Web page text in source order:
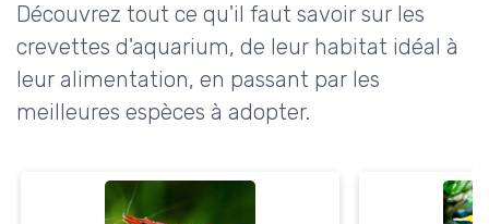
Découvrez tout ce qu'il faut savoir sur les
crevettes d'aquarium, de leur habitat idéal à
leur alimentation, en passant par les
meilleures espèces à adopter.